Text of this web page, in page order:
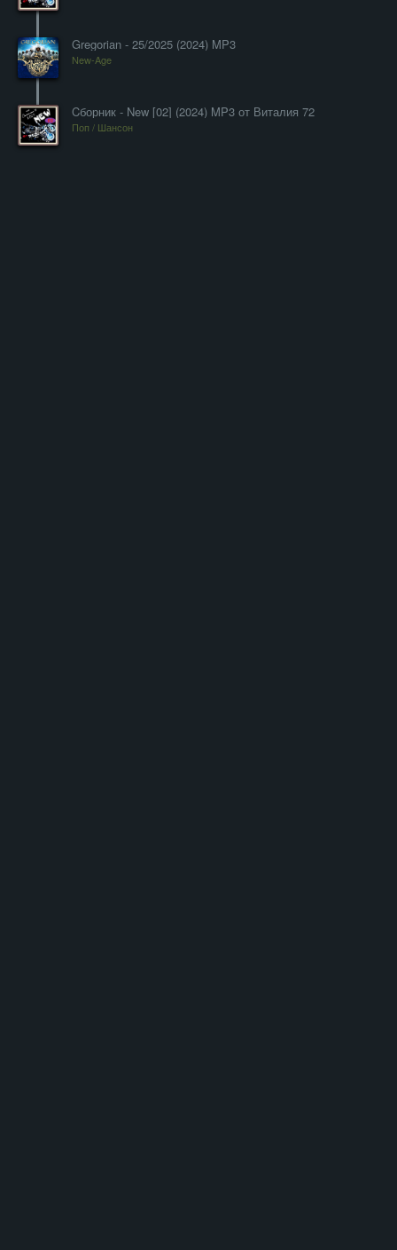
Gregorian - 25/2025 (2024) MP3
New-Age
Cборник - New [02] (2024) MP3 от Виталия 72
Поп / Шансон